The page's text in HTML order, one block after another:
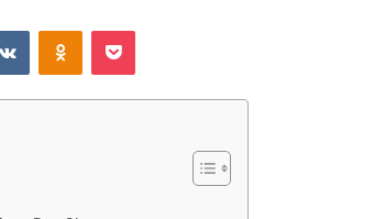
VKontakteOdnoklassniki
Pocket